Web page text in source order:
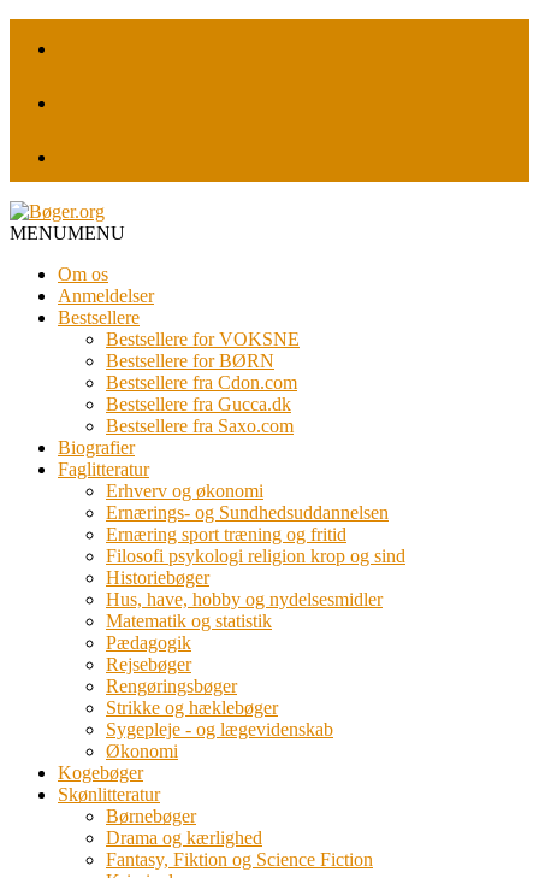
MENUMENU
Om os
Anmeldelser
Bestsellere
Bestsellere for VOKSNE
Bestsellere for BØRN
Bestsellere fra Cdon.com
Bestsellere fra Gucca.dk
Bestsellere fra Saxo.com
Biografier
Faglitteratur
Erhverv og økonomi
Ernærings- og Sundhedsuddannelsen
Ernæring sport træning og fritid
Filosofi psykologi religion krop og sind
Historiebøger
Hus, have, hobby og nydelsesmidler
Matematik og statistik
Pædagogik
Rejsebøger
Rengøringsbøger
Strikke og hæklebøger
Sygepleje - og lægevidenskab
Økonomi
Kogebøger
Skønlitteratur
Børnebøger
Drama og kærlighed
Fantasy, Fiktion og Science Fiction